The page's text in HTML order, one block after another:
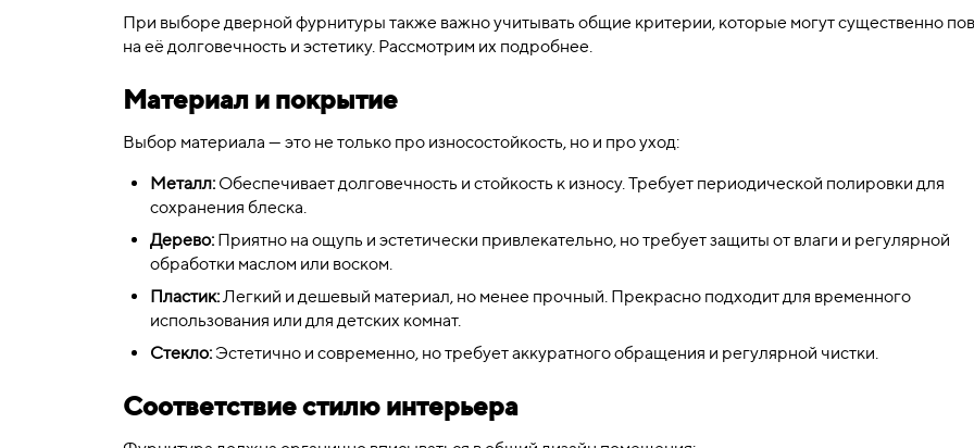
При выборе дверной фурнитуры также важно учитывать общие критерии, которые могут существенно
на её долговечность и эстетику. Рассмотрим их подробнее.
Материал и покрытие
Выбор материала — это не только про износостойкость, но и про уход:
Металл: Обеспечивает долговечность и стойкость к износу. Требует периодической полировки для
сохранения блеска.
Дерево: Приятно на ощупь и эстетически привлекательно, но требует защиты от влаги и регулярной
обработки маслом или воском.
Пластик:Легкий и дешевый материал, но менее прочный. Прекрасно подходит для временного
использования или для детских комнат.
Стекло:Эстетично и современно, но требует аккуратного обращения и регулярной чистки.
Соответствие стилю интерьера